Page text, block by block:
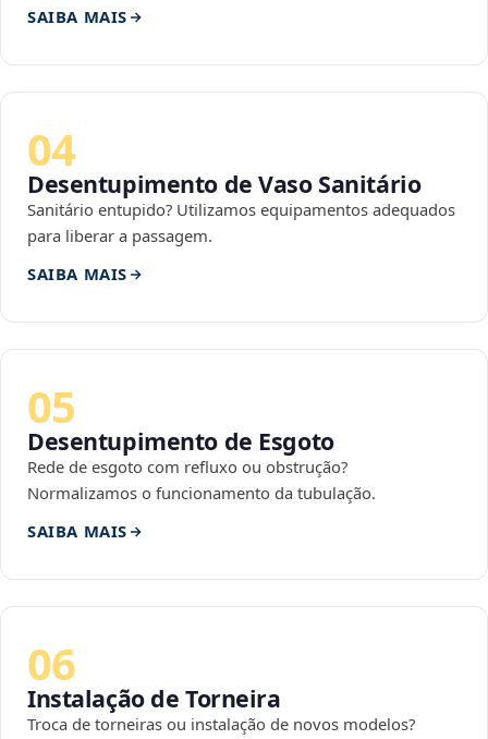
SAIBA MAIS
04
Desentupimento de Vaso Sanitário
Sanitário entupido? Utilizamos equipamentos adequados
para liberar a passagem.
SAIBA MAIS
05
Desentupimento de Esgoto
Rede de esgoto com refluxo ou obstrução?
Normalizamos o funcionamento da tubulação.
SAIBA MAIS
06
Instalação de Torneira
Troca de torneiras ou instalação de novos modelos?